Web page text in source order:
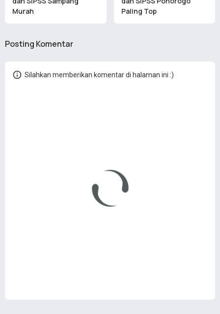
Murah
Paling Top
Posting Komentar
Silahkan memberikan komentar di halaman ini :)